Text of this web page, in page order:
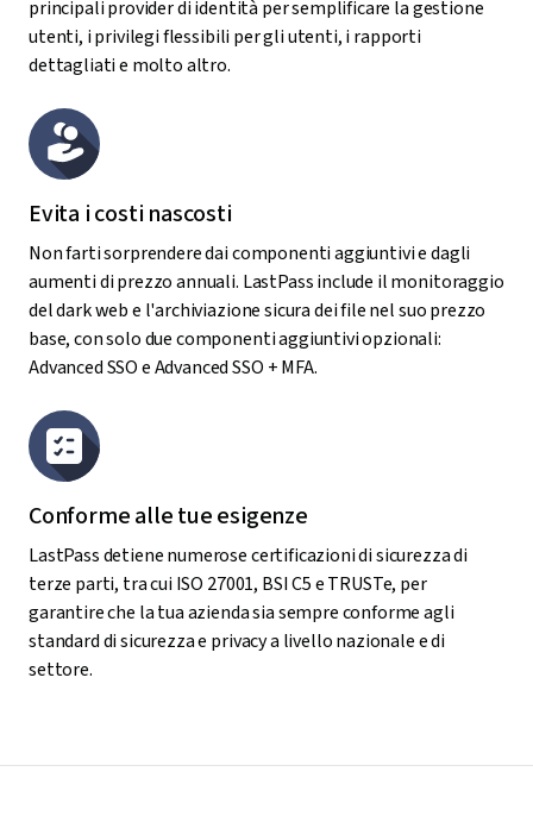
principali provider di identità per semplificare la gestione
utenti, i privilegi flessibili per gli utenti, i rapporti
dettagliati e molto altro.
Evita i costi nascosti
Non farti sorprendere dai componenti aggiuntivi e dagli
aumenti di prezzo annuali. LastPass include il monitoraggio
del dark web e l'archiviazione sicura dei file nel suo prezzo
base, con solo due componenti aggiuntivi opzionali:
Advanced SSO e Advanced SSO + MFA.
Conforme alle tue esigenze
LastPass detiene numerose certificazioni di sicurezza di
terze parti, tra cui ISO 27001, BSI C5 e TRUSTe, per
garantire che la tua azienda sia sempre conforme agli
standard di sicurezza e privacy a livello nazionale e di
settore.